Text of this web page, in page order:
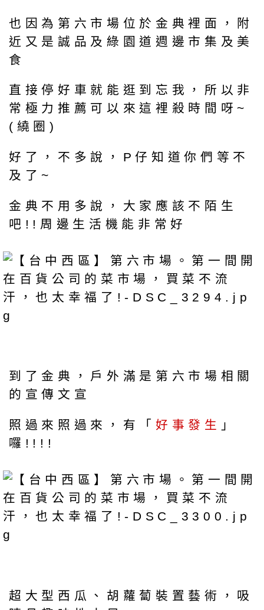
也因為第六市場位於金典裡面，附
近又是誠品及綠園道週邊市集及美
食
直接停好車就能逛到忘我，所以非
常極力推薦可以來這裡殺時間呀~
(繞圈)
好了，不多說，P仔知道你們等不
及了~
金典不用多說，大家應該不陌生
吧!!周邊生活機能非常好
到了金典，戶外滿是第六市場相關
的宣傳文宣
照過來照過來，有「好事發生
」
囉!!!!
超大型西瓜、胡蘿蔔裝置藝術，吸